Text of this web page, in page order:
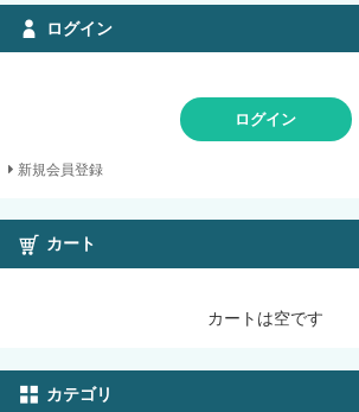
ログイン
ログイン
新規会員登録
カート
カートは空です
カテゴリ